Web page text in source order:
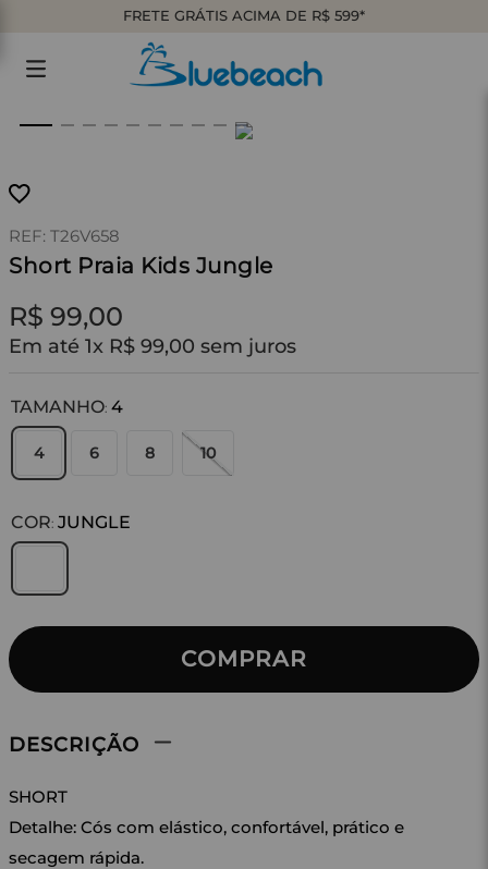
FRETE GRÁTIS ACIMA DE R$ 599*
: T26V658
Short Praia Kids Jungle
R$ 99,00
Em até 1x R$ 99,00 sem juros
TAMANHO: 4
4 6 8 10
COR: JUNGLE
COMPRAR
DESCRIÇÃO
SHORT
Detalhe: Cós com elástico, confortável, prático e
secagem rápida.